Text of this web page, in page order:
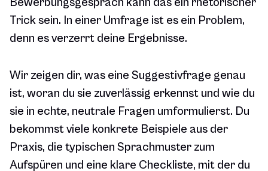
Bewerbungsgespräch kann das ein rhetorischer
Trick sein. In einer Umfrage ist es ein Problem,
denn es verzerrt deine Ergebnisse.
Wir zeigen dir, was eine Suggestivfrage genau
ist, woran du sie zuverlässig erkennst und wie du
sie in echte, neutrale Fragen umformulierst. Du
bekommst viele konkrete Beispiele aus der
Praxis, die typischen Sprachmuster zum
Aufspüren und eine klare Checkliste, mit der du